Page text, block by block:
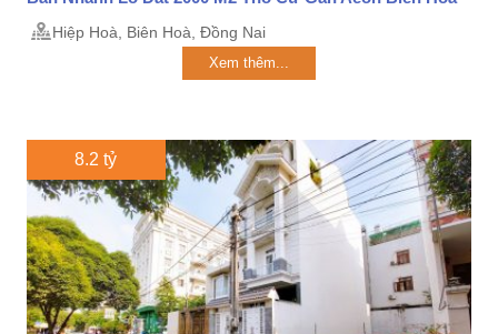
Hiệp Hoà, Biên Hoà, Đồng Nai
Xem thêm...
8.2 tỷ